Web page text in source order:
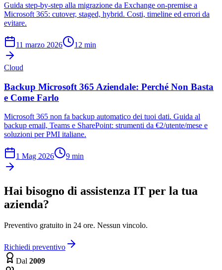
Guida step-by-step alla migrazione da Exchange on-premise a
Microsoft 365: cutover, staged, hybrid. Costi, timeline ed errori da
evitare.
11 marzo 2026 12 min
Cloud
Backup Microsoft 365 Aziendale: Perché Non Basta
e Come Farlo
Microsoft 365 non fa backup automatico dei tuoi dati. Guida al
backup email, Teams e SharePoint: strumenti da €2/utente/mese e
soluzioni per PMI italiane.
1 Mag 2026 9 min
Hai bisogno di assistenza IT per la tua
azienda?
Preventivo gratuito in 24 ore. Nessun vincolo.
Richiedi preventivo
Dal 2009